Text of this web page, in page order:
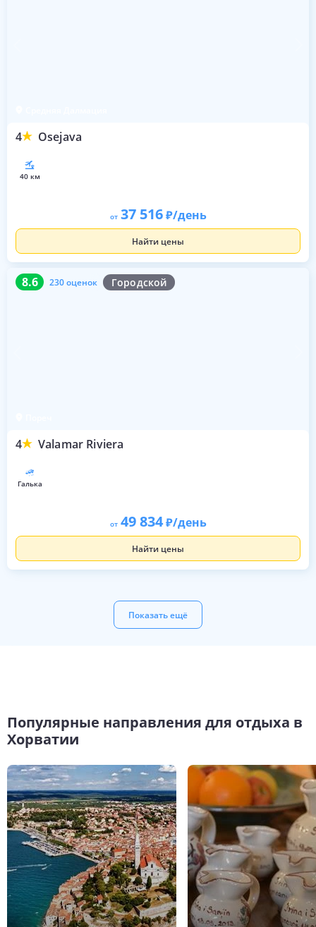
4 Osejava
40 км
от 37 516 /день
Найти цены
8.6 230 оценок Городской
4 Valamar Riviera
8.6 230 оценок
галька
от 49 834 /день
Найти цены
Показать ещё
Популярные направления для отдыха в
Хорватии